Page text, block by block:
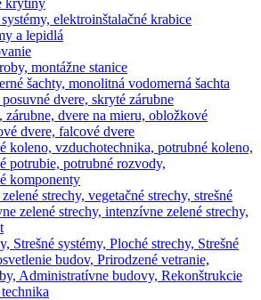
elektroinštalačné krabice
a lepidlá
montážne stanice
šachty, monolitná vodomerná šachta
dvere, skryté zárubne
zárubne, dvere na mieru, obložkové
dvere, falcové dvere
koleno, vzduchotechnika, potrubné koleno,
potrubie, potrubné rozvody,
komponenty
strechy, vegetačné strechy, strešné
zelené strechy, intenzívne zelené strechy,
Strešné systémy, Ploché strechy, Strešné
budov, Prirodzené vetranie,
Administratívne budovy, Rekonštrukcie